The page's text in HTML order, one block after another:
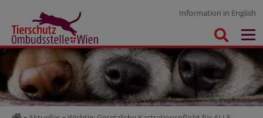
Information in English